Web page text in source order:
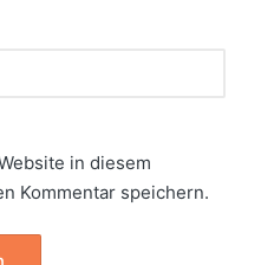
in diesem
Kommentar speichern.